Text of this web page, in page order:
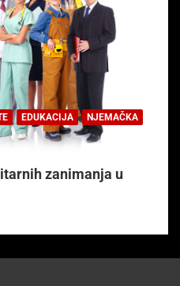
EDUKACIJA
NJEMAČKA
zanimanja u